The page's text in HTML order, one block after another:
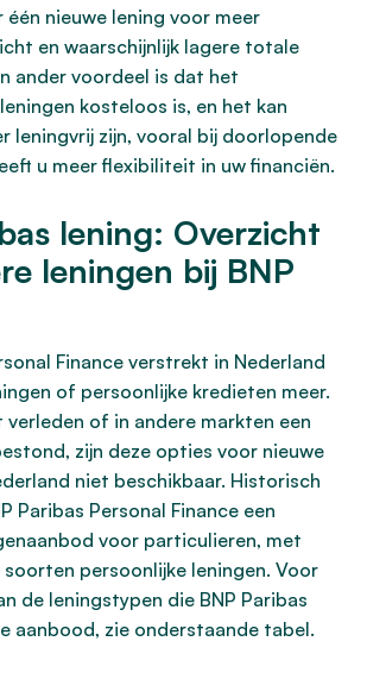
één nieuwe lening voor meer
en waarschijnlijk lagere totale
ander voordeel is dat het
kosteloos is, en het kan
leningvrij zijn, vooral bij doorlopende
u meer flexibiliteit in uw financiën.
lening: Overzicht
leningen bij BNP
Finance verstrekt in Nederland
of persoonlijke kredieten meer.
verleden of in andere markten een
zijn deze opties voor nieuwe
niet beschikbaar. Historisch
Paribas Personal Finance een
voor particulieren, met
persoonlijke leningen. Voor
de leningstypen die BNP Paribas
aanbood, zie onderstaande tabel.